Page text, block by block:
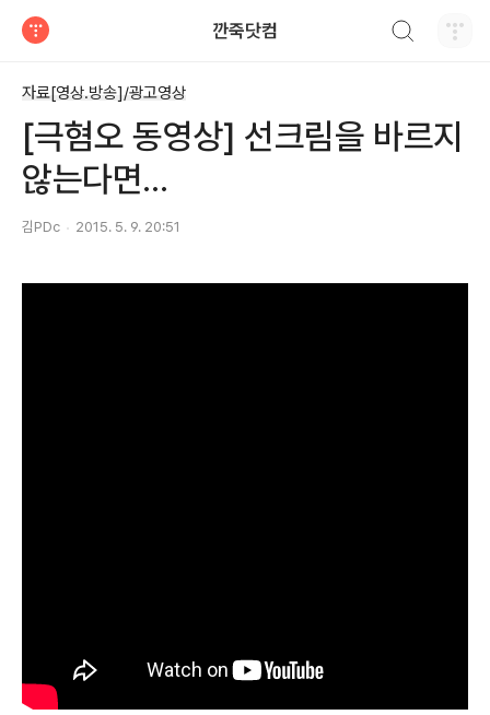
깐죽닷컴
자료[영상.방송]/광고영상
[극혐오 동영상] 선크림을 바르지
않는다면...
김PDc 2015. 5. 9. 20:51